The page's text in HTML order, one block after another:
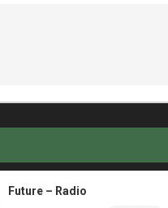
Future – Radio